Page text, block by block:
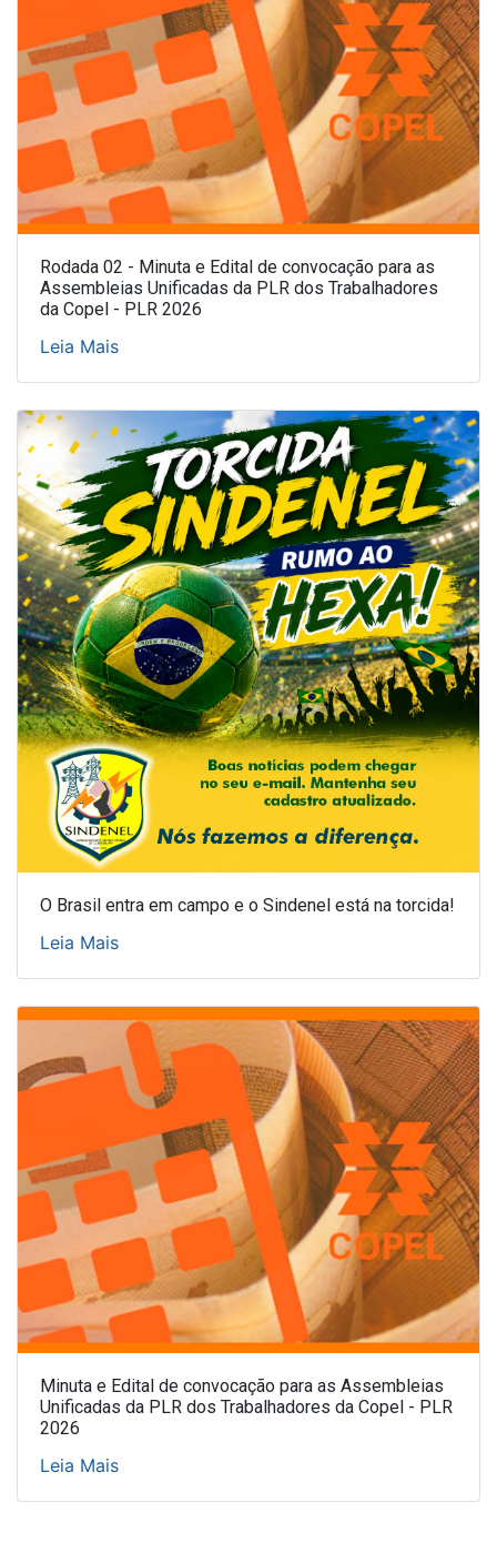
Rodada 02 - Minuta e Edital de convocação para as
Assembleias Unificadas da PLR dos Trabalhadores
da Copel - PLR 2026
Leia Mais
O Brasil entra em campo e o Sindenel está na torcida!
Leia Mais
Minuta e Edital de convocação para as Assembleias
Unificadas da PLR dos Trabalhadores da Copel - PLR
2026
Leia Mais